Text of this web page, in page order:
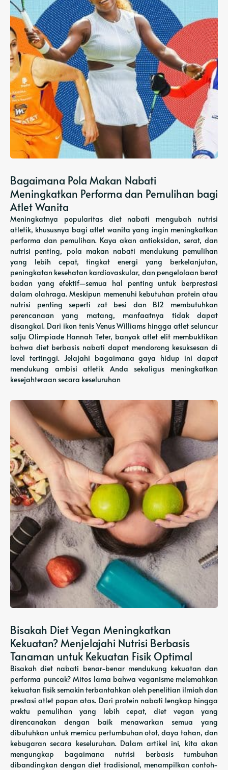
Bagaimana Pola Makan Nabati
Meningkatkan Performa dan Pemulihan bagi
Atlet Wanita
Meningkatnya popularitas diet nabati mengubah nutrisi
atletik, khususnya bagi atlet wanita yang ingin meningkatkan
performa dan pemulihan. Kaya akan antioksidan, serat, dan
nutrisi penting, pola makan nabati mendukung pemulihan
yang lebih cepat, tingkat energi yang berkelanjutan,
peningkatan kesehatan kardiovaskular, dan pengelolaan berat
badan yang efektif—semua hal penting untuk berprestasi
dalam olahraga. Meskipun memenuhi kebutuhan protein atau
nutrisi penting seperti zat besi dan B12 membutuhkan
perencanaan yang matang, manfaatnya tidak dapat
disangkal. Dari ikon tenis Venus Williams hingga atlet seluncur
salju Olimpiade Hannah Teter, banyak atlet elit membuktikan
bahwa diet berbasis nabati dapat mendorong kesuksesan di
level tertinggi. Jelajahi bagaimana gaya hidup ini dapat
mendukung ambisi atletik Anda sekaligus meningkatkan
kesejahteraan secara keseluruhan
Bisakah Diet Vegan Meningkatkan
Kekuatan? Menjelajahi Nutrisi Berbasis
Tanaman untuk Kekuatan Fisik Optimal
Bisakah diet nabati benar-benar mendukung kekuatan dan
performa puncak? Mitos lama bahwa veganisme melemahkan
kekuatan fisik semakin terbantahkan oleh penelitian ilmiah dan
prestasi atlet papan atas. Dari protein nabati lengkap hingga
waktu pemulihan yang lebih cepat, diet vegan yang
direncanakan dengan baik menawarkan semua yang
dibutuhkan untuk memicu pertumbuhan otot, daya tahan, dan
kebugaran secara keseluruhan. Dalam artikel ini, kita akan
mengungkap bagaimana nutrisi berbasis tumbuhan
dibandingkan dengan diet tradisional, menampilkan contoh-